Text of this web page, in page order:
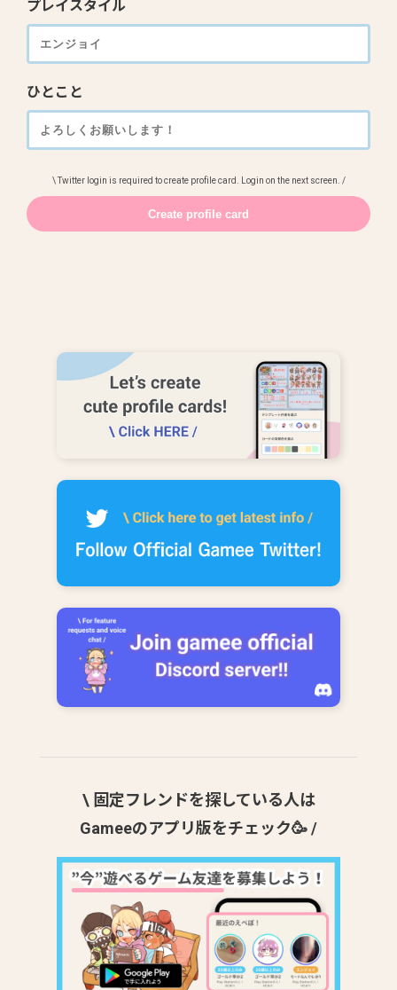
プレイスタイル
ひとこと
\ Twitter login is required to create profile card. Login on the next screen. /
\ 固定フレンドを探している人は
Gameeのアプリ版をチェック🥳 /